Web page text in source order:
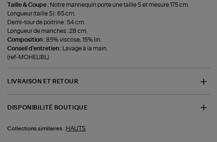
Taille & Coupe : Notre mannequin porte une taille S et mesure 175 cm.
Longueur (taille S) : 65 cm.
Demi-tour de poitrine : 54 cm.
Longueur de manches : 28 cm.
Composition :85% viscose, 15% lin.
Conseil d'entretien : Lavage à la main.
(ref-MOHELIBL)
LIVRAISON ET RETOUR
DISPONIBILITÉ BOUTIQUE
Collections similaires : HAUTS